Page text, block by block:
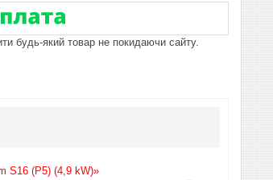
будь-який товар не покидаючи сайту.
S16 (P5) (4,9 kW)»